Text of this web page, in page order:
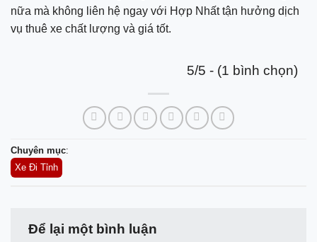
nữa mà không liên hệ ngay với Hợp Nhất tận hưởng dịch
vụ thuê xe chất lượng và giá tốt.
5/5 - (1 bình chọn)
Chuyên mục:
Xe Đi Tỉnh
Để lại một bình luận